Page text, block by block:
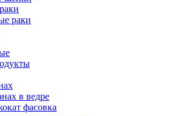
раки
в ведре
фасовка